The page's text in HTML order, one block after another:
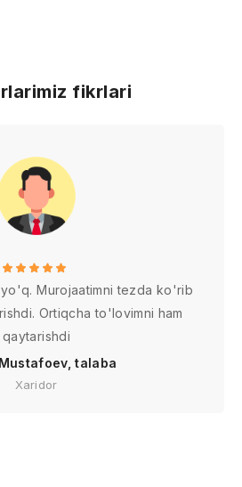
fikrlari
Murojaatimni tezda ko'rib
Ortiqcha to'lovimni ham
qaytarishdi
talaba
Xaridor